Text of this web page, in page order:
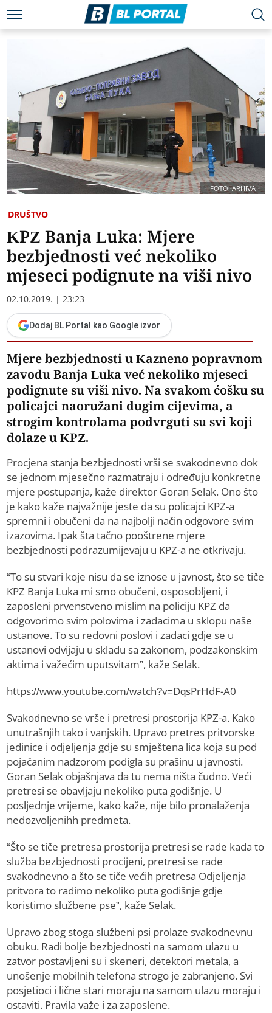
FOTO: ARHIVA
DRUŠTVO
KPZ Banja Luka: Mjere
bezbjednosti već nekoliko
mjeseci podignute na viši nivo
02.10.2019. | 23:23
Dodaj BL Portal kao Google izvor
Mjere bezbjednosti u Kazneno popravnom
zavodu Banja Luka već nekoliko mjeseci
podignute su viši nivo. Na svakom ćošku su
policajci naoružani dugim cijevima, a
strogim kontrolama podvrguti su svi koji
dolaze u KPZ.
Procjena stanja bezbjednosti vrši se svakodnevno dok
se jednom mjesečno razmatraju i određuju konkretne
mjere postupanja, kaže direktor Goran Selak. Ono što
je kako kaže najvažnije jeste da su policajci KPZ-a
spremni i obučeni da na najbolji način odgovore svim
izazovima. Ipak šta tačno pooštrene mjere
bezbjednosti podrazumijevaju u KPZ-a ne otkrivaju.
“To su stvari koje nisu da se iznose u javnost, što se tiče
KPZ Banja Luka mi smo obučeni, osposobljeni, i
zaposleni prvenstveno mislim na policiju KPZ da
odgovorimo svim polovima i zadacima u sklopu naše
ustanove. To su redovni poslovi i zadaci gdje se u
ustanovi odvijaju u skladu sa zakonom, podzakonskim
aktima i važećim uputsvitam”, kaže Selak.
https://www.youtube.com/watch?v=DqsPrHdF-A0
Svakodnevno se vrše i pretresi prostorija KPZ-a. Kako
unutrašnjih tako i vanjskih. Upravo pretres pritvorske
jedinice i odjeljenja gdje su smještena lica koja su pod
pojačanim nadzorom podigla su prašinu u javnosti.
Goran Selak objašnjava da tu nema ništa čudno. Veći
pretresi se obavljaju nekoliko puta godišnje. U
posljednje vrijeme, kako kaže, nije bilo pronalaženja
nedozvoljenihh predmeta.
“Što se tiče pretresa prostorija pretresi se rade kada to
služba bezbjednosti procijeni, pretresi se rade
svakodnevno a što se tiče većih pretresa Odjeljenja
pritvora to radimo nekoliko puta godišnje gdje
koristimo službene pse”, kaže Selak.
Upravo zbog stoga službeni psi prolaze svakodnevnu
obuku. Radi bolje bezbjednosti na samom ulazu u
zatvor postavljeni su i skeneri, detektori metala, a
unošenje mobilnih telefona strogo je zabranjeno. Svi
posjetioci i lične stari moraju na samom ulazu moraju i
ostaviti. Pravila važe i za zaposlene.